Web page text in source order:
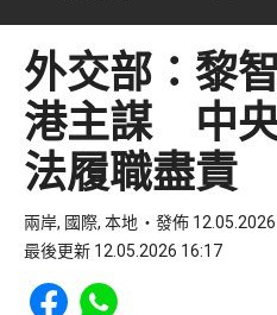
外交部：黎
港主謀 中央
法履職盡責
兩岸, 國際, 本地
發佈
最後更新 12.05.2026 16:17
Share to Facebook
Share to WhatsApp